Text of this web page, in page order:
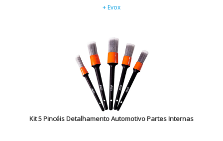
+ Evox
Kit 5 Pincéis Detalhamento Automotivo Partes Internas